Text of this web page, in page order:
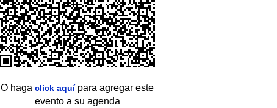
O haga click aquípara agregar este
evento a su agenda